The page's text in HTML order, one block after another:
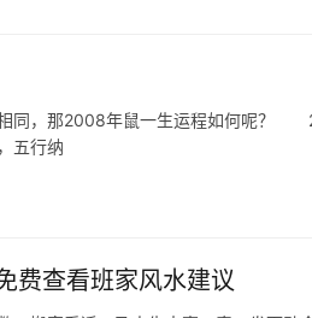
同，那2008年鼠一生运程如何呢？
五行纳
费查看班家风水建议